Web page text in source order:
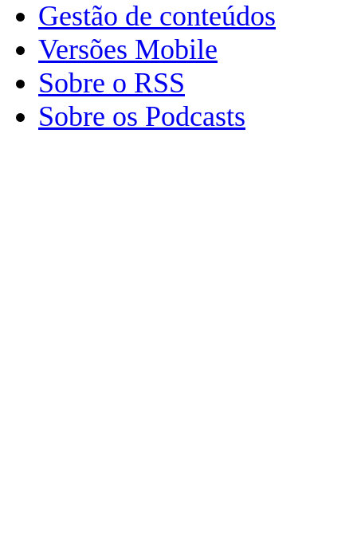
Gestão de conteúdos
Versões Mobile
Sobre o RSS
Sobre os Podcasts